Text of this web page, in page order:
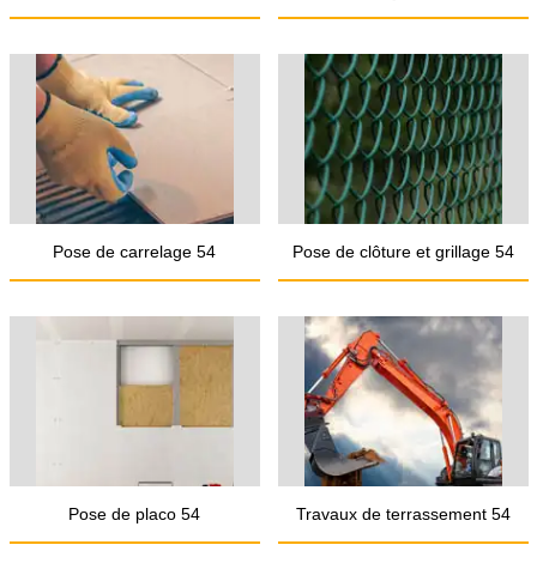
Pose de carrelage 54 Pose de clôture et grillage 54
Pose de placo 54 Travaux de terrassement 54